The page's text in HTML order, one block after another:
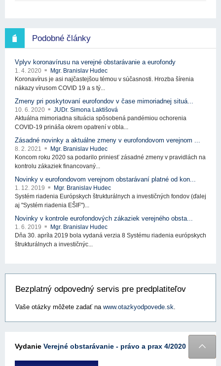
Podobné články
Vplyv koronavírusu na verejné obstarávanie a eurofondy
1. 4. 2020
Mgr. Branislav Hudec
Koronavírus je asi najčastejšou témou v súčasnosti. Hrozba šírenia
nákazy vírusom COVID 19 a s tý...
Zmeny pri poskytovaní eurofondov v čase mimoriadnej situá...
10. 6. 2020
JUDr. Simona Laktišová
Aktuálna mimoriadna situácia spôsobená pandémiou ochorenia
COVID-19 prináša okrem opatrení v obla...
Zásadné novinky a aktuálne zmeny v eurofondovom verejnom ...
8. 2. 2021
Mgr. Branislav Hudec
Koncom roku 2020 sa podarilo priniesť zásadné zmeny v pravidlách na
kontrolu zákaziek financovaný...
Novinky v eurofondovom verejnom obstarávaní platné od kon...
1. 12. 2019
Mgr. Branislav Hudec
Systém riadenia Európskych štrukturálnych a investičných fondov (ďalej
aj "Systém riadenia EŠIF")...
Novinky v kontrole eurofondových zákaziek verejného obsta...
1. 6. 2019
Mgr. Branislav Hudec
Dňa 30. apríla 2019 bola vydaná verzia 8 Systému riadenia európskych
štrukturálnych a investičnýc...
Bezplatný odpovedný servis pre predplatiteľov
Vaše otázky môžete zadať na www.otazkyodpovede.sk.
Vydanie Verejné obstarávanie - právo a prax 4/2020